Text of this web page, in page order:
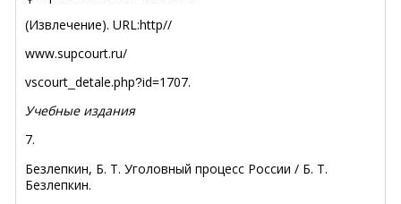
(Извлечение). URL:http//
www.supcourt.ru/
vscourt detale.php?id=1707.
Учебные издания
7.
Безлепкин, Б. Т. Уголовный процесс России / Б. Т.
Безлепкин.